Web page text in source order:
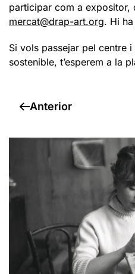
participar com a expositor,
mercat@drap-art.org. Hi
Si vols passejar pel centre
sostenible, t’esperem a la
Anterior